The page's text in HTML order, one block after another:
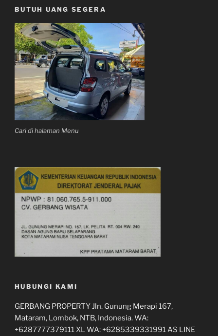
BUTUH UANG SEGERA
Cari di halaman Menu
HUBUNGI KAMI
GERBANG PROPERTY Jln. Gunung Merapi 167,
Mataram, Lombok, NTB, Indonesia. WA:
+6287777379111 XL WA: +6285339331991 AS LINE